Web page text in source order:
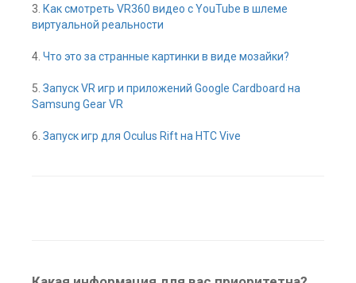
3. Как смотреть VR360 видео с YouTube в шлеме
виртуальной реальности
4. Что это за странные картинки в виде мозайки?
5. Запуск VR игр и приложений Google Cardboard на
Samsung Gear VR
6. Запуск игр для Oculus Rift на HTC Vive